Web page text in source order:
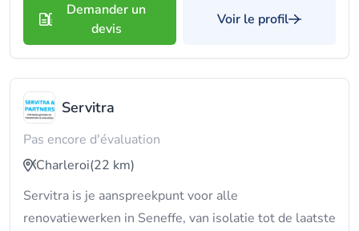
Demander un
devis
Voir le profil
Servitra
Pas encore d'évaluation
Charleroi(22 km)
Servitra is je aanspreekpunt voor alle
renovatiewerken in Seneffe, van isolatie tot de laatste